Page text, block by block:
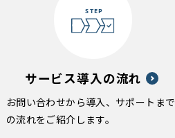
サービス導入の流れ
お問い合わせから導入、サポートまで
の流れをご紹介します。